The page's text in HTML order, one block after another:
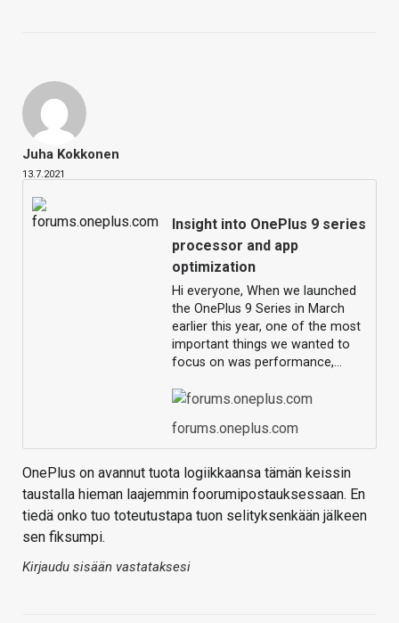
Juha Kokkonen
13.7.2021
Insight into OnePlus 9 series
processor and app
optimization
Hi everyone, When we launched
the OnePlus 9 Series in March
earlier this year, one of the most
important things we wanted to
focus on was performance,…
forums.oneplus.com
OnePlus on avannut tuota logiikkaansa tämän keissin
taustalla hieman laajemmin foorumipostauksessaan. En
tiedä onko tuo toteutustapa tuon selityksenkään jälkeen
sen fiksumpi.
Kirjaudu sisään vastataksesi